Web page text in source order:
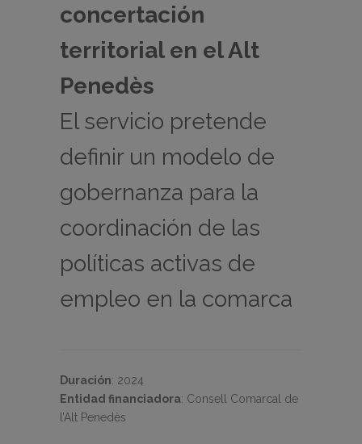
concertación
territorial en el Alt
Penedès
El servicio pretende
definir un modelo de
gobernanza para la
coordinación de las
políticas activas de
empleo en la comarca
Duración: 2024
Entidad financiadora: Consell Comarcal de
l’Alt Penedès